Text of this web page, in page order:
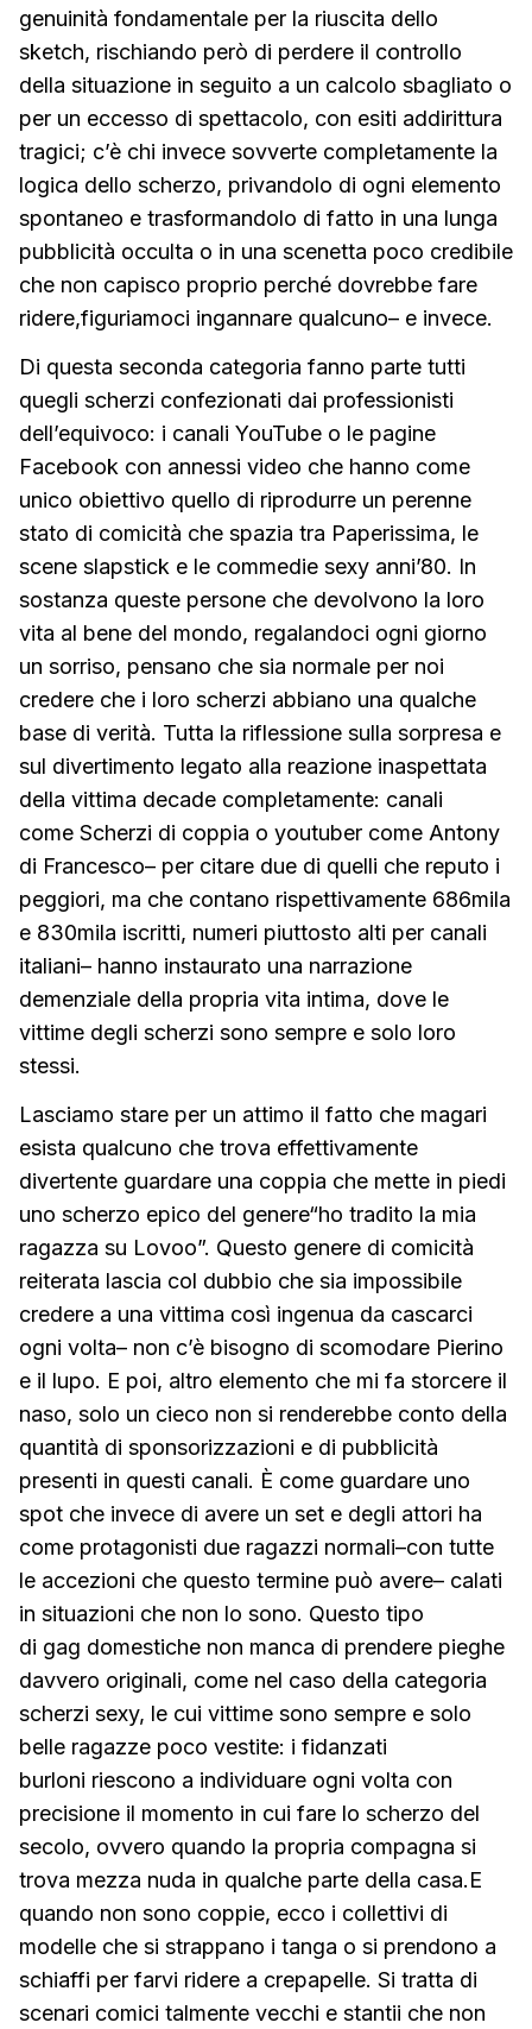
genuinità fondamentale per la riuscita dello
sketch, rischiando però di perdere il controllo
della situazione in seguito a un calcolo sbagliato o
per un eccesso di spettacolo, con esiti addirittura
tragici; c’è chi invece sovverte completamente la
logica dello scherzo, privandolo di ogni elemento
spontaneo e trasformandolo di fatto in una lunga
pubblicità occulta o in una scenetta poco credibile
che non capisco proprio perché dovrebbe fare
ridere,figuriamoci ingannare qualcuno– e invece.
Di questa seconda categoria fanno parte tutti
quegli scherzi confezionati dai professionisti
dell’equivoco: i canali YouTube o le pagine
Facebook con annessi video che hanno come
unico obiettivo quello di riprodurre un perenne
stato di comicità che spazia tra Paperissima, le
scene slapstick e le commedie sexy anni’80. In
sostanza queste persone che devolvono la loro
vita al bene del mondo, regalandoci ogni giorno
un sorriso, pensano che sia normale per noi
credere che i loro scherzi abbiano una qualche
base di verità. Tutta la riflessione sulla sorpresa e
sul divertimento legato alla reazione inaspettata
della vittima decade completamente: canali
come Scherzi di coppia o youtuber come Antony
di Francesco– per citare due di quelli che reputo i
peggiori, ma che contano rispettivamente 686mila
e 830mila iscritti, numeri piuttosto alti per canali
italiani– hanno instaurato una narrazione
demenziale della propria vita intima, dove le
vittime degli scherzi sono sempre e solo loro
stessi.
Lasciamo stare per un attimo il fatto che magari
esista qualcuno che trova effettivamente
divertente guardare una coppia che mette in piedi
uno scherzo epico del genere“ho tradito la mia
ragazza su Lovoo”. Questo genere di comicità
reiterata lascia col dubbio che sia impossibile
credere a una vittima così ingenua da cascarci
ogni volta– non c’è bisogno di scomodare Pierino
e il lupo. E poi, altro elemento che mi fa storcere il
naso, solo un cieco non si renderebbe conto della
quantità di sponsorizzazioni e di pubblicità
presenti in questi canali. È come guardare uno
spot che invece di avere un set e degli attori ha
come protagonisti due ragazzi normali–con tutte
le accezioni che questo termine può avere– calati
in situazioni che non lo sono. Questo tipo
di gag domestiche non manca di prendere pieghe
davvero originali, come nel caso della categoria
scherzi sexy, le cui vittime sono sempre e solo
belle ragazze poco vestite: i fidanzati
burloni riescono a individuare ogni volta con
precisione il momento in cui fare lo scherzo del
secolo, ovvero quando la propria compagna si
trova mezza nuda in qualche parte della casa.E
quando non sono coppie, ecco i collettivi di
modelle che si strappano i tanga o si prendono a
schiaffi per farvi ridere a crepapelle. Si tratta di
scenari comici talmente vecchi e stantii che non